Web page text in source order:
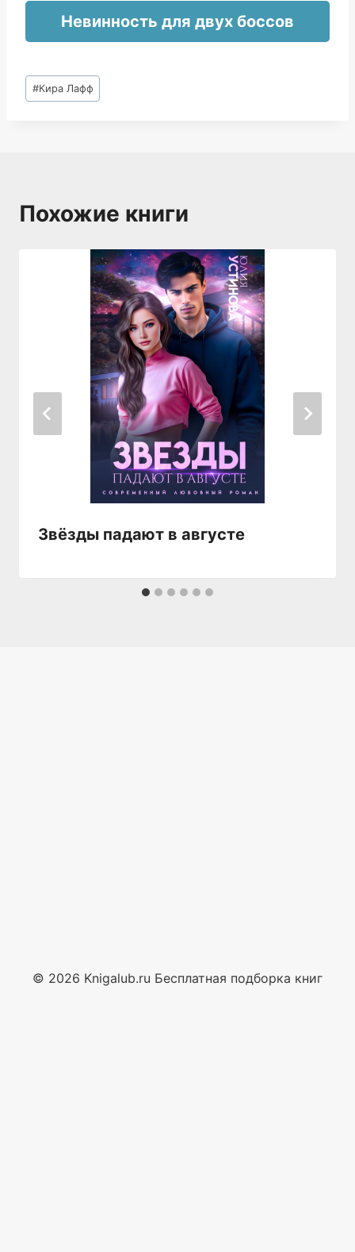
Невинность для двух боссов
Метки
записи:
#Кира Лафф
Похожие книги
Звёзды падают в августе
© 2026 Knigalub.ru Бесплатная подборка книг